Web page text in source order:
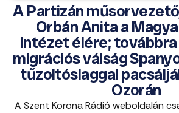
A Partizán
Orbán Anita a
Intézet élére;
migrációs válság
tűzoltóslaggal
Ozorán
A Szent Korona Rádió weboldalán